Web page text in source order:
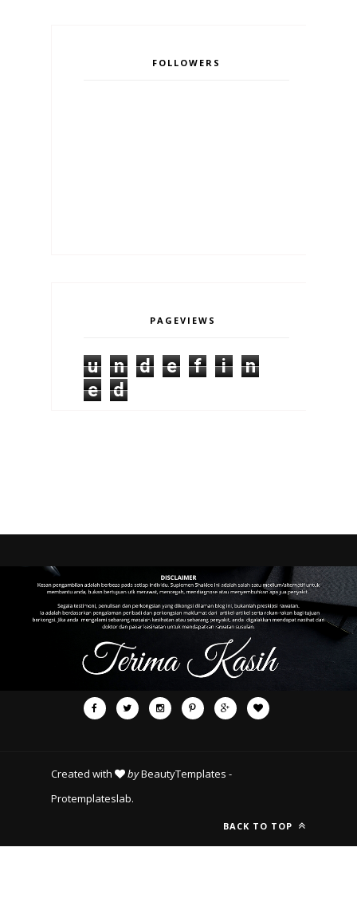
FOLLOWERS
PAGEVIEWS
u n d e f i
n
e
d
Created with byBeautyTemplates -
Protemplateslab.
BACK TO TOP